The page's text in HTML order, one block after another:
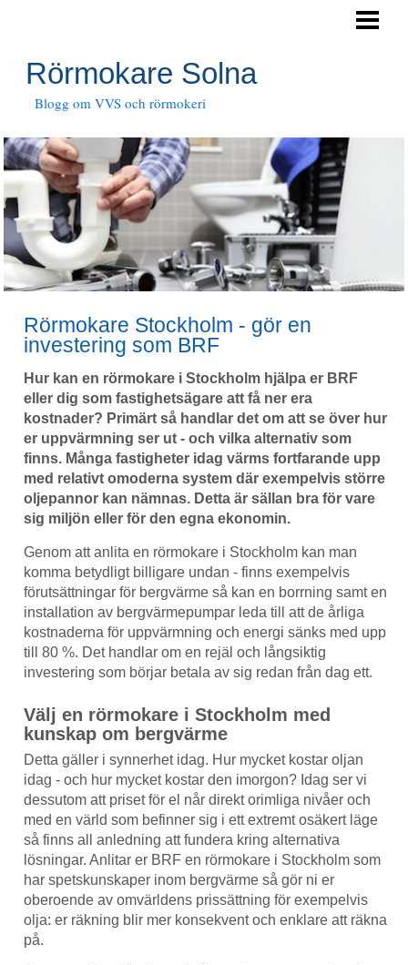
JOUR
Rörmokare Solna
Blogg om VVS och rörmokeri
Rörmokare Stockholm - gör en
investering som BRF
Hur kan en rörmokare i Stockholm hjälpa er BRF
eller dig som fastighetsägare att få ner era
kostnader? Primärt så handlar det om att se över hur
er uppvärmning ser ut - och vilka alternativ som
finns. Många fastigheter idag värms fortfarande upp
med relativt omoderna system där exempelvis större
oljepannor kan nämnas. Detta är sällan bra för vare
sig miljön eller för den egna ekonomin.
Genom att anlita en rörmokare i Stockholm kan man
komma betydligt billigare undan - finns exempelvis
förutsättningar för bergvärme så kan en borrning samt en
installation av bergvärmepumpar leda till att de årliga
kostnaderna för uppvärmning och energi sänks med upp
till 80 %. Det handlar om en rejäl och långsiktig
investering som börjar betala av sig redan från dag ett.
Välj en rörmokare i Stockholm med
kunskap om bergvärme
Detta gäller i synnerhet idag. Hur mycket kostar oljan
idag - och hur mycket kostar den imorgon? Idag ser vi
dessutom att priset för el når direkt orimliga nivåer och
med en värld som befinner sig i ett extremt osäkert läge
så finns all anledning att fundera kring alternativa
lösningar. Anlitar er BRF en rörmokare i Stockholm som
har spetskunskaper inom bergvärme så gör ni er
oberoende av omvärldens prissättning för exempelvis
olja: er räkning blir mer konsekvent och enklare att räkna
på.